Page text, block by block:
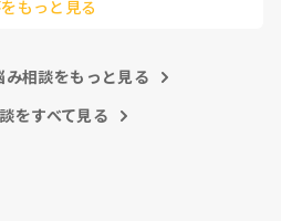
もっと見る
相談をもっと見る
をすべて見る